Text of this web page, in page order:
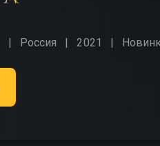
Россия 2021